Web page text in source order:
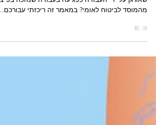
מתי תוכר פגיעה במהלך פעילות נלווית לרבות נופש
מהמוסד לביטוח לאומי? במאמר זה ריכזתי